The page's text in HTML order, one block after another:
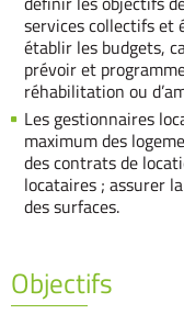
services collectifs et
établir les budgets,
prévoir et
réhabilitation ou
Les gestionnaires
maximum des
des contrats de
locataires ; assurer
des surfaces.
Objectifs